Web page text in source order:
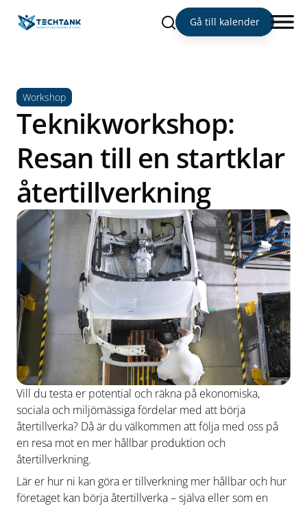
Sök Gå till kalender
Workshop
Teknikworkshop:
Resan till en startklar
återtillverkning
Vill du testa er potential och räkna på ekonomiska,
sociala och miljömässiga fördelar med att börja
återtillverka? Då är du välkommen att följa med oss på
en resa mot en mer hållbar produktion och
återtillverkning.
Lär er hur ni kan göra er tillverkning mer hållbar och hur
företaget kan börja återtillverka – själva eller som en